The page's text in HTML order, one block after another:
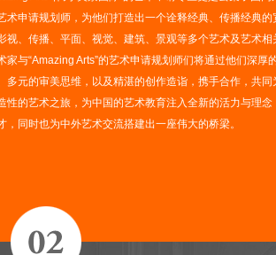
术申请规划师，为他们打造出一个诠释经典、传播经典的
视、传播、平面、视觉、建筑、景观等多个艺术及艺术相
家与“Amazing Arts”的艺术申请规划师们将通过他们深厚
多元的审美思维，以及精湛的创作造诣，携手合作，共同
性的艺术之旅，为中国的艺术教育注入全新的活力与理念
，同时也为中外艺术交流搭建出一座伟大的桥梁。